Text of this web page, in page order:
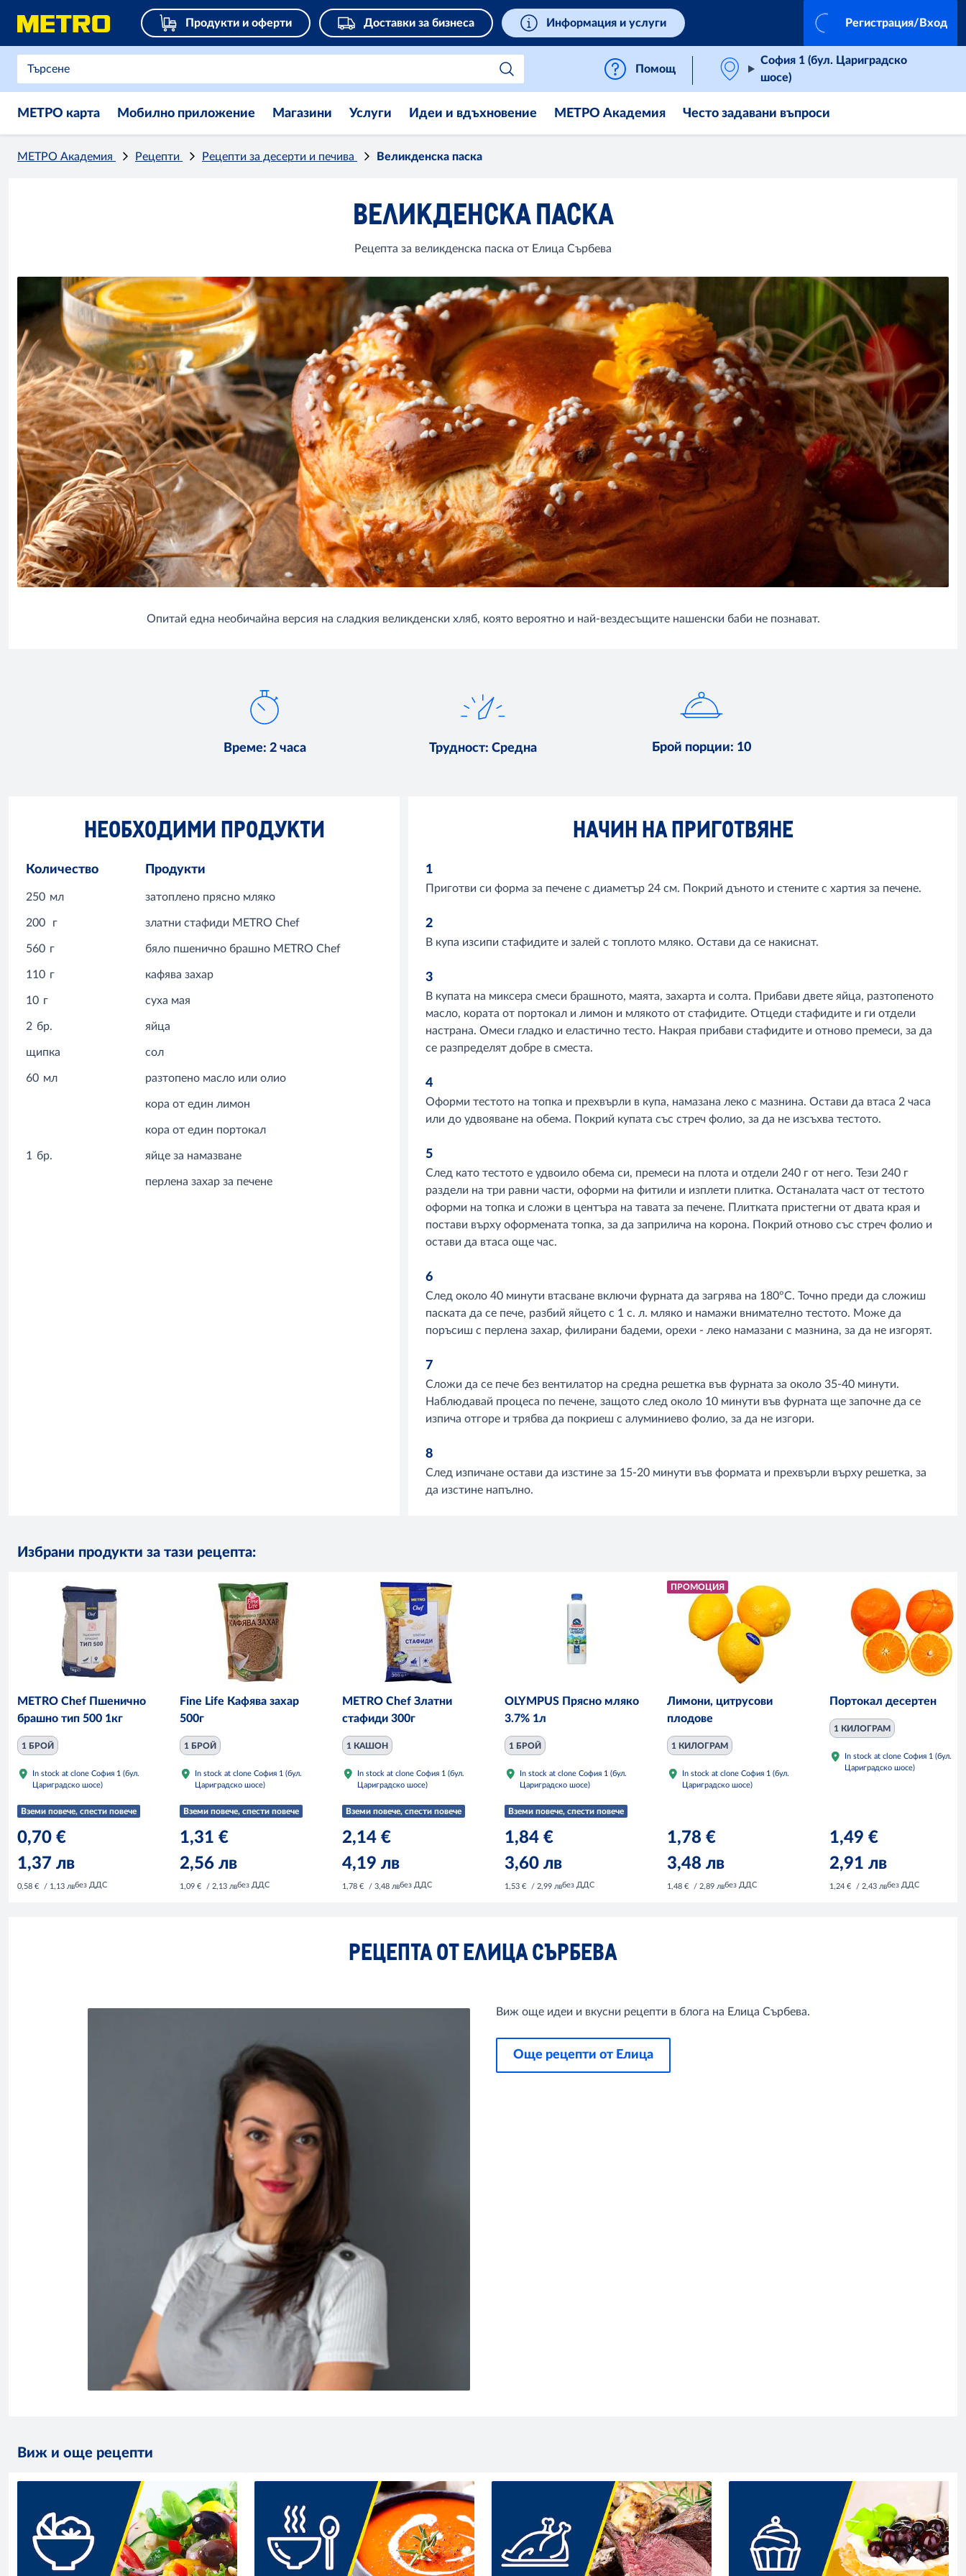
Продукти и оферти Доставки за бизнеса Информация и услуги Регистрация/Вход
Помощ
София 1 (бул. Цариградско
шосе)
МЕТРО карта Мобилно приложение Магазини Услуги Идеи и вдъхновение МЕТРО Академия Често задавани въпроси
МЕТРО Академия Рецепти Рецепти за десерти и печива Великденска паска
ВЕЛИКДЕНСКА ПАСКА
Рецепта за великденска паска от Елица Сърбева
Опитай една необичайна версия на сладкия великденски хляб, която вероятно и най-вездесъщите нашенски баби не познават.
Време: 2 часа Трудност: Средна Брой порции: 10
НЕОБХОДИМИ ПРОДУКТИ
Количество Продукти
250 мл затоплено прясно мляко
200 г златни стафиди METRO Chef
560 г бяло пшенично брашно METRO Chef
110 г кафява захар
10 г суха мая
2 бр. яйца
щипка сол
60 мл разтопено масло или олио
кора от един лимон
кора от един портокал
1 бр. яйце за намазване
перлена захар за печене
НАЧИН НА ПРИГОТВЯНЕ
1
Приготви си форма за печене с диаметър 24 см. Покрий дъното и стените с хартия за печене.
2
В купа изсипи стафидите и залей с топлото мляко. Остави да се накиснат.
3
В купата на миксера смеси брашното, маята, захарта и солта. Прибави двете яйца, разтопеното
масло, кората от портокал и лимон и млякото от стафидите. Отцеди стафидите и ги отдели
настрана. Омеси гладко и еластично тесто. Накрая прибави стафидите и отново премеси, за да
се разпределят добре в сместа.
4
Оформи тестото на топка и прехвърли в купа, намазана леко с мазнина. Остави да втаса 2 часа
или до удвояване на обема. Покрий купата със стреч фолио, за да не изсъхва тестото.
5
След като тестото е удвоило обема си, премеси на плота и отдели 240 г от него. Тези 240 г
раздели на три равни части, оформи на фитили и изплети плитка. Останалата част от тестото
оформи на топка и сложи в центъра на тавата за печене. Плитката пристегни от двата края и
постави върху оформената топка, за да заприлича на корона. Покрий отново със стреч фолио и
остави да втаса още час.
6
След около 40 минути втасване включи фурната да загрява на 180°C. Точно преди да сложиш
паската да се пече, разбий яйцето с 1 с. л. мляко и намажи внимателно тестото. Може да
поръсиш с перлена захар, филирани бадеми, орехи - леко намазани с мазнина, за да не изгорят.
7
Сложи да се пече без вентилатор на средна решетка във фурната за около 35-40 минути.
Наблюдавай процеса по печене, защото след около 10 минути във фурната ще започне да се
изпича отгоре и трябва да покриеш с алуминиево фолио, за да не изгори.
8
След изпичане остави да изстине за 15-20 минути във формата и прехвърли върху решетка, за
да изстине напълно.
Избрани продукти за тази рецепта:
METRO Chef Пшенично
брашно тип 500 1кг
1 БРОЙ
In stock at clone София 1 (бул.
Цариградско шосе)
Вземи повече, спести повече
0,70 €
1,37 лв
0,58 € / 1,13 лвбез ДДС
Fine Life Кафява захар
500г
1 БРОЙ
In stock at clone София 1 (бул.
Цариградско шосе)
Вземи повече, спести повече
1,31 €
2,56 лв
1,09 € / 2,13 лвбез ДДС
METRO Chef Златни
стафиди 300г
1 КАШОН
In stock at clone София 1 (бул.
Цариградско шосе)
Вземи повече, спести повече
2,14 €
4,19 лв
1,78 € / 3,48 лвбез ДДС
OLYMPUS Прясно мляко
3.7% 1л
1 БРОЙ
In stock at clone София 1 (бул.
Цариградско шосе)
Вземи повече, спести повече
1,84 €
3,60 лв
1,53 € / 2,99 лвбез ДДС
ПРОМОЦИЯ
Лимони, цитрусови
плодове
1 КИЛОГРАМ
In stock at clone София 1 (бул.
Цариградско шосе)
1,78 €
3,48 лв
1,48 € / 2,89 лвбез ДДС
Портокал десертен
1 КИЛОГРАМ
In stock at clone София 1 (бул.
Цариградско шосе)
1,49 €
2,91 лв
1,24 € / 2,43 лвбез ДДС
РЕЦЕПТА ОТ ЕЛИЦА СЪРБЕВА
Виж още идеи и вкусни рецепти в блога на Елица Сърбева.
Още рецепти от Елица
Виж и още рецепти